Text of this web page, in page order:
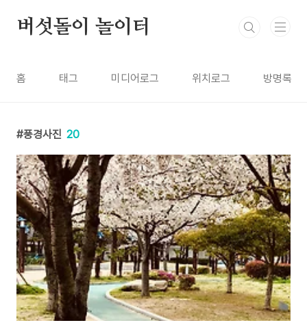
버섯돌이 놀이터
홈 태그 미디어로그 위치로그 방명록
풍경사진 20